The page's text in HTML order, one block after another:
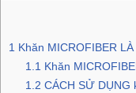
1 Khăn MICROFIBER
1.1 Khăn
1.2 CÁCH SỬ DỤNG